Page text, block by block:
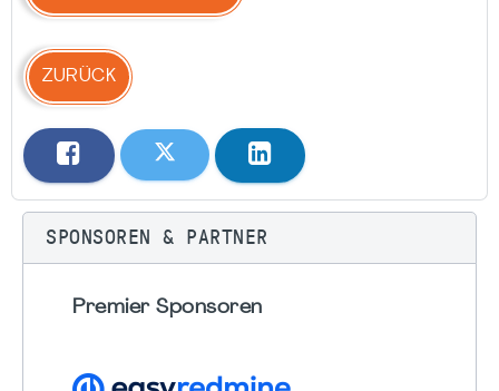
ZURÜCK
SPONSOREN & PARTNER
Premier Sponsoren